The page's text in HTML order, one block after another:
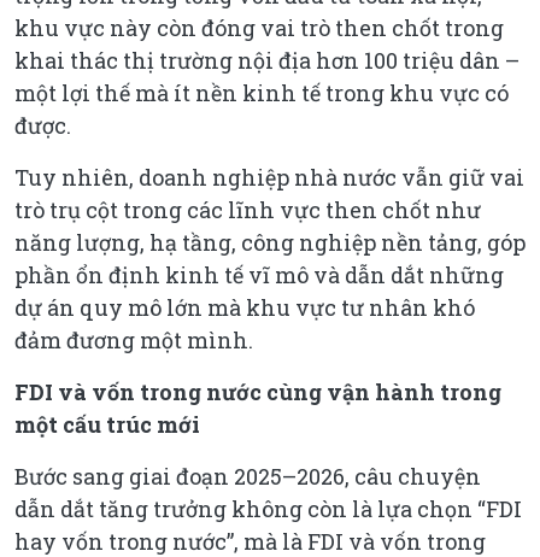
khu vực này còn đóng vai trò then chốt trong
khai thác thị trường nội địa hơn 100 triệu dân –
một lợi thế mà ít nền kinh tế trong khu vực có
được.
Tuy nhiên, doanh nghiệp nhà nước vẫn giữ vai
trò trụ cột trong các lĩnh vực then chốt như
năng lượng, hạ tầng, công nghiệp nền tảng, góp
phần ổn định kinh tế vĩ mô và dẫn dắt những
dự án quy mô lớn mà khu vực tư nhân khó
đảm đương một mình.
FDI và vốn trong nước cùng vận hành trong
một cấu trúc mới
Bước sang giai đoạn 2025–2026, câu chuyện
dẫn dắt tăng trưởng không còn là lựa chọn “FDI
hay vốn trong nước”, mà là FDI và vốn trong